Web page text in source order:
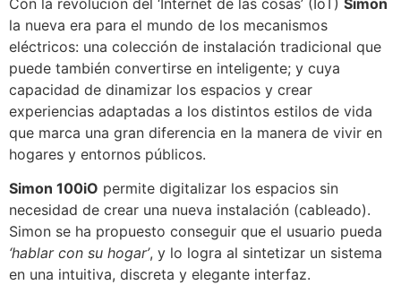
la nueva era para el mundo de los mecanismos
eléctricos: una colección de instalación tradicional que
puede también convertirse en inteligente; y cuya
capacidad de dinamizar los espacios y crear
experiencias adaptadas a los distintos estilos de vida
que marca una gran diferencia en la manera de vivir en
hogares y entornos públicos.
Simon 100iO permite digitalizar los espacios sin
necesidad de crear una nueva instalación (cableado).
Simon se ha propuesto conseguir que el usuario pueda
‘hablar con su hogar’, y lo logra al sintetizar un sistema
en una intuitiva, discreta y elegante interfaz.